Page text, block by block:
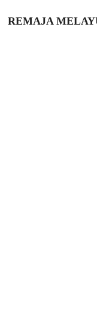
REMAJA